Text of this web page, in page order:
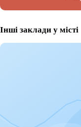
Інші заклади у місті